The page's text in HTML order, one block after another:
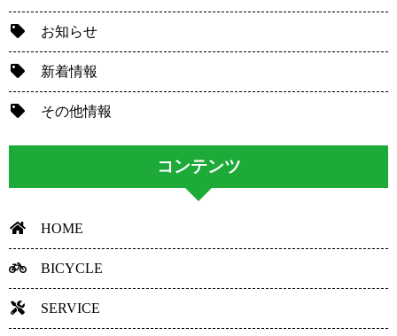
お知らせ
新着情報
その他情報
コンテンツ
HOME
BICYCLE
SERVICE